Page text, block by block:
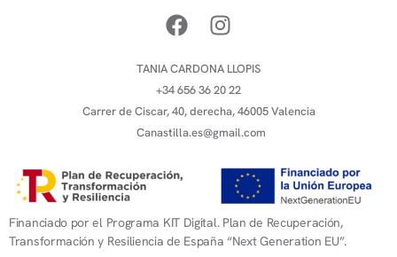
TANIA CARDONA LLOPIS
+34 656 36 20 22
Carrer de Ciscar, 40, derecha, 46005 Valencia
Canastilla.es@gmail.com
Financiado por el Programa KIT Digital. Plan de Recuperación,
Transformación y Resiliencia de España “Next Generation EU”.